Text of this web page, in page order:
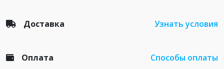
Доставка Узнать условия
Оплата Способы оплаты